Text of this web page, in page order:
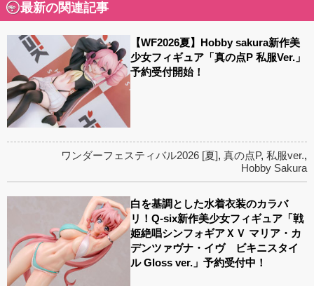
最新の関連記事
【WF2026夏】Hobby sakura新作美
少女フィギュア「真の点P 私服Ver.」
予約受付開始！
ワンダーフェスティバル2026 [夏], 真の点P, 私服ver.,
Hobby Sakura
白を基調とした水着衣装のカラバ
リ！Q-six新作美少女フィギュア「戦
姫絶唱シンフォギアＸＶ マリア・カ
デンツァヴナ・イヴ ビキニスタイ
ル Gloss ver.」予約受付中！